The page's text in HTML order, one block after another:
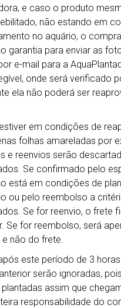
e caso o produto
não estando em
no aquário, o
garantia para enviar as
e-mail para a
onde será verificado
ela não poderá ser
em condições de
folhas amareladas por
e reenvios serão
Se confirmado pelo
está em condições de
ou pelo reembolso a
Se for reenvio, o frete
Se for reembolso, será
não do frete.
este período de 3
serão ignoradas,
assim que
responsabilidade do